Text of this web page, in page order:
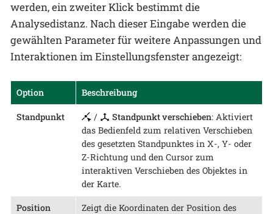
werden, ein zweiter Klick bestimmt die
Analysedistanz. Nach dieser Eingabe werden die
gewählten Parameter für weitere Anpassungen und
Interaktionen im Einstellungsfenster angezeigt:
Option Beschreibung
Standpunkt / Standpunkt verschieben: Aktiviert
das Bedienfeld zum relativen Verschieben
des gesetzten Standpunktes in X-, Y- oder
Z-Richtung und den Cursor zum
interaktiven Verschieben des Objektes in
der Karte.
Position
Zeigt die Koordinaten der Position des